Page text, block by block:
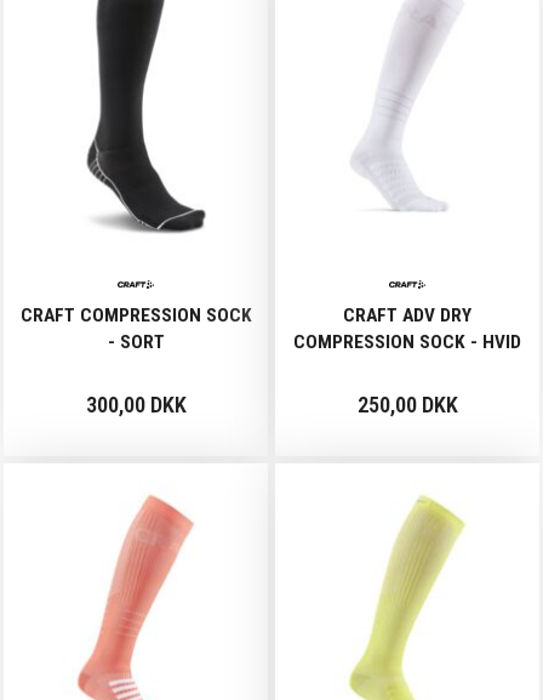
CRAFT COMPRESSION SOCK
- SORT
300,00 DKK
CRAFT ADV DRY
COMPRESSION SOCK - HVID
250,00 DKK